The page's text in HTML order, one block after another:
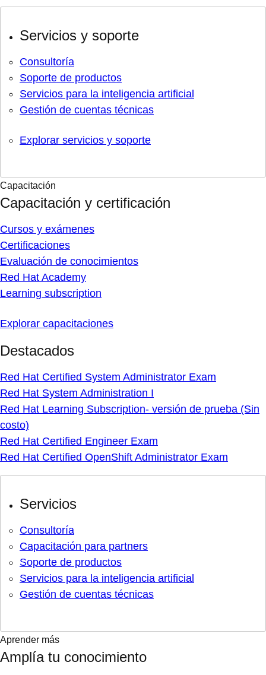
Servicios y soporte
Consultoría
Soporte de productos
Servicios para la inteligencia artificial
Gestión de cuentas técnicas
Explorar servicios y soporte
Capacitación
Capacitación y certificación
Cursos y exámenes
Certificaciones
Evaluación de conocimientos
Red Hat Academy
Learning subscription
Explorar capacitaciones
Destacados
Red Hat Certified System Administrator Exam
Red Hat System Administration I
Red Hat Learning Subscription- versión de prueba (Sin
costo)
Red Hat Certified Engineer Exam
Red Hat Certified OpenShift Administrator Exam
Servicios
Consultoría
Capacitación para partners
Soporte de productos
Servicios para la inteligencia artificial
Gestión de cuentas técnicas
Aprender más
Amplía tu conocimiento